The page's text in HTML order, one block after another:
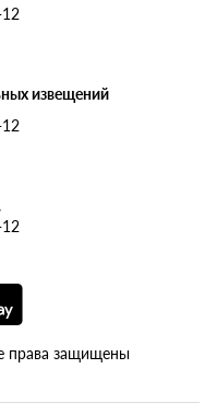
извещений
права защищены